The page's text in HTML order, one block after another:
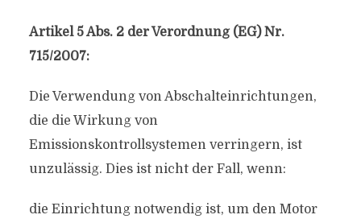
Artikel 5 Abs. 2 der Verordnung (EG) Nr.
715/2007:
Die Verwendung von Abschalteinrichtungen,
die die Wirkung von
Emissionskontrollsystemen verringern, ist
unzulässig. Dies ist nicht der Fall, wenn:
die Einrichtung notwendig ist, um den Motor